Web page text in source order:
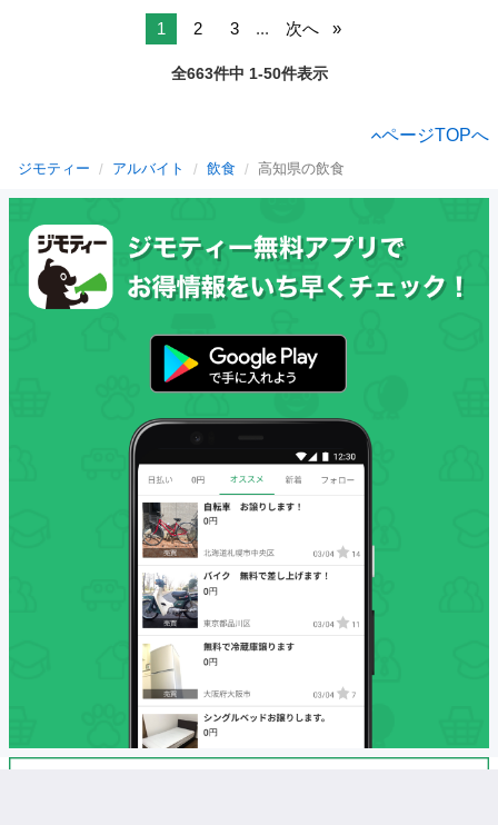
1 2 3 ... 次へ
全663件中 1-50件表示
ページTOPへ
ジモティー アルバイト 飲食 高知県の飲食